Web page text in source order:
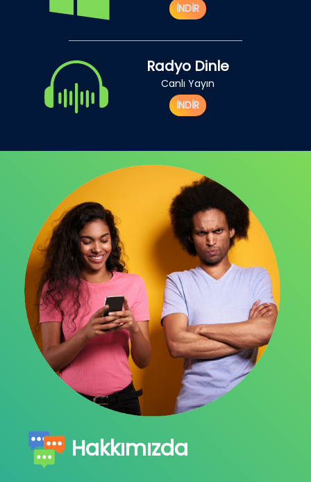
İNDİR
Radyo Dinle
Canlı Yayın
İNDİR
Hakkımızda